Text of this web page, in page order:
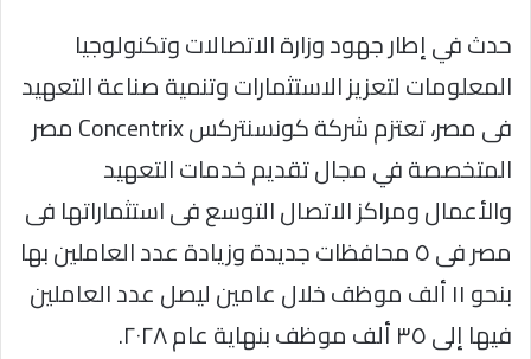
حدث في إطار جهود وزارة الاتصالات وتكنولوجيا
المعلومات لتعزيز الاستثمارات وتنمية صناعة التعهيد
فى مصر، تعتزم شركة كونسنتركس Concentrix مصر
المتخصصة في مجال تقديم خدمات التعهيد
والأعمال ومراكز الاتصال التوسع فى استثماراتها فى
مصر فى ٥ محافظات جديدة وزيادة عدد العاملين بها
بنحو ١١ ألف موظف خلال عامين ليصل عدد العاملين
فيها إلى ٣٥ ألف موظف بنهاية عام ٢٠٢٨.